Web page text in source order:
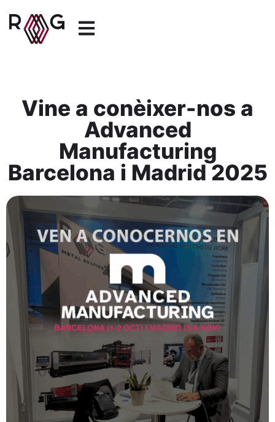
Vine a conèixer-nos a
Advanced
Manufacturing
Barcelona i Madrid 2025